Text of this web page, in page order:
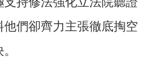
們卻齊力主張徹底掏空